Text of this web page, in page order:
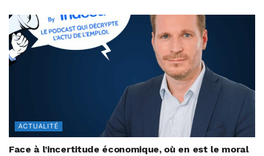
ACTUALITÉ
Face à l’incertitude économique, où en est le moral